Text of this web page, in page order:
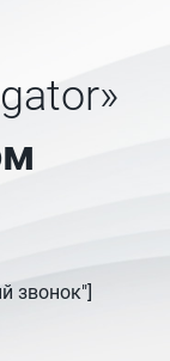
звонок"]